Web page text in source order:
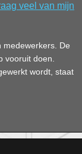
veel van mĳn
medewerkers. De
vooruit doen.
wordt, staat